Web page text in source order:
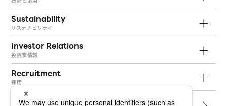
Sustainability
サステナビリティ
Investor Relations
投資家情報
Recruitment
採用
Topics